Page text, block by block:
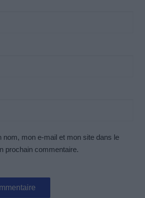
nom, mon e-mail et mon site dans le
prochain commentaire.